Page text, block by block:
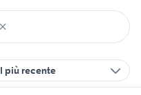
più recente